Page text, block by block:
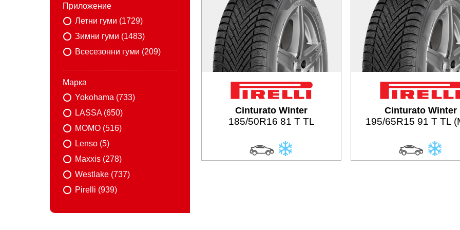
Приложение
Летни гуми (1729)
Зимни гуми (1483)
Всесезонни гуми (209)
Марка
Yokohama (733)
LASSA (650)
MOMO (516)
Lenso (5)
Maxxis (278)
Westlake (737)
Pirelli (939)
Cinturato Winter
185/50R16 81 T TL
Cinturato Winter
195/65R15 91 T TL